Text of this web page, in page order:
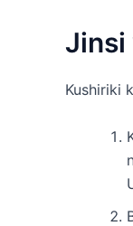
Jinsi
Kushiriki